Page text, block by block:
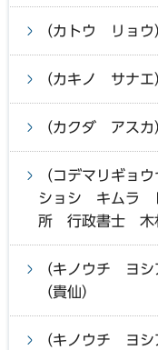
（カトウ リョ
（カキノ サナ
（カクダ アス
（コデマリギョ
ショシ キムラ
所 行政書士 木
（キノウチ ヨ
（貴仙）
（キノウチ ヨ